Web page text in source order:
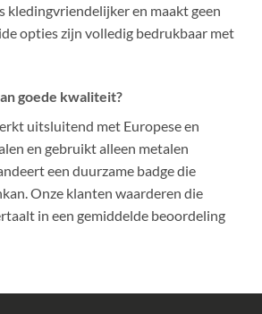
kledingvriendelijker en maakt geen
opties zijn volledig bedrukbaar met
goede kwaliteit?
uitsluitend met Europese en
en gebruikt alleen metalen
een duurzame badge die
Onze klanten waarderen die
in een gemiddelde beoordeling